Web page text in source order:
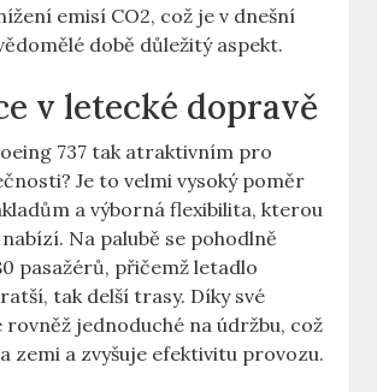
emisí‍ CO2, ​což je ‍v dnešní
době důležitý aspekt.
v letecké dopravě
‍737 tak atraktivním ‍pro
Je to velmi vysoký poměr
a výborná ‍flexibilita, ⁢kterou
Na palubě se pohodlně‌
pasažérů, přičemž ‍letadlo
tak delší ⁢trasy. Díky své
⁣jednoduché na údržbu, což
zemi a ⁢zvyšuje efektivitu provozu.